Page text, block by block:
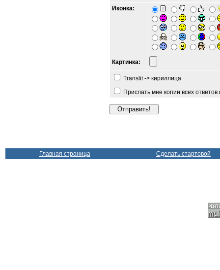
Иконка:
Картинка:
Translit -> кириллица
Прислать мне копии всех
Главная страница Сделать стартовой